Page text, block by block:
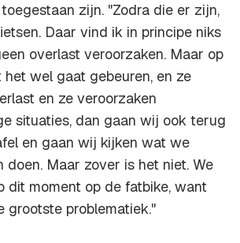
zijn. "Zodra die er zijn,
Daar vind ik in principe niks
overlast veroorzaken. Maar op
wel gaat gebeuren, en ze
en ze veroorzaken
situaties, dan gaan wij ook terug
en gaan wij kijken wat we
doen. Maar zover is het niet. We
dit moment op de fatbike, want
grootste problematiek."